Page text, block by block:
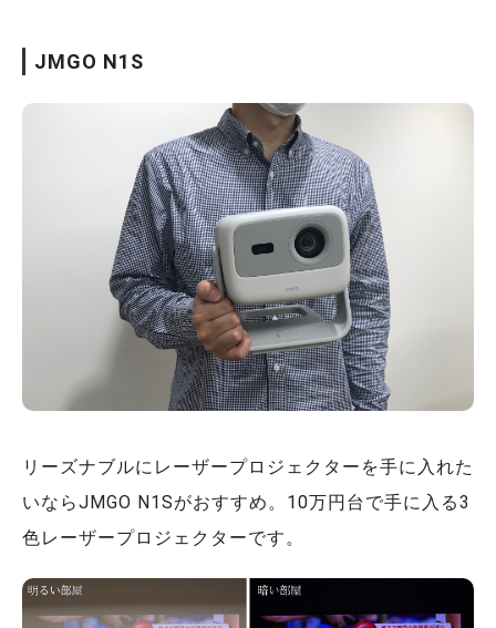
JMGO N1S
リーズナブルにレーザープロジェクターを手に入れた
いならJMGO N1Sがおすすめ。10万円台で手に入る3
色レーザープロジェクターです。